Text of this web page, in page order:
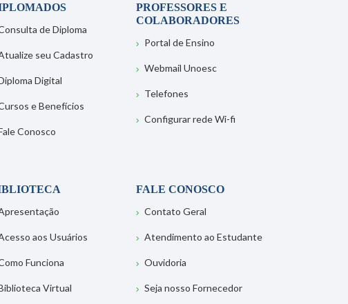
de Diploma
seu Cadastro
Digital
e Benefícios
Conosco
PROFESSORES E
COLABORADORES
Portal de Ensino
Webmail Unoesc
Telefones
Configurar rede Wi-fi
aos Usuários
Funciona
Virtual
FALE CONOSCO
Contato Geral
Atendimento ao Estudante
Ouvidoria
Seja nosso Fornecedor